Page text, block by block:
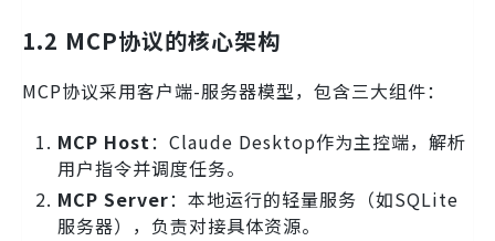
1.2 MCP协议的核心架构
MCP协议采用客户端-服务器模型，包含三大组件：
MCP Host：Claude Desktop作为主控端，解析
用户指令并调度任务。
MCP Server：本地运行的轻量服务（如SQLite
服务器），负责对接具体资源。